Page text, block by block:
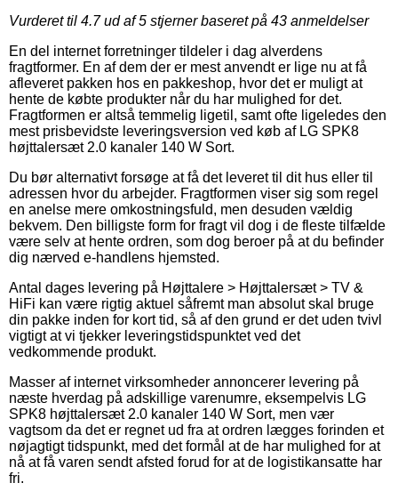
Vurderet til 4.7ud af 5 stjerner baseret på 43 anmeldelser
En del internet forretninger tildeler i dag alverdens
fragtformer. En af dem der er mest anvendt er lige nu at få
afleveret pakken hos en pakkeshop, hvor det er muligt at
hente de købte produkter når du har mulighed for det.
Fragtformen er altså temmelig ligetil, samt ofte ligeledes den
mest prisbevidste leveringsversion ved køb af LG SPK8
højttalersæt 2.0 kanaler 140 W Sort.
Du bør alternativt forsøge at få det leveret til dit hus eller til
adressen hvor du arbejder. Fragtformen viser sig som regel
en anelse mere omkostningsfuld, men desuden vældig
bekvem. Den billigste form for fragt vil dog i de fleste tilfælde
være selv at hente ordren, som dog beroer på at du befinder
dig nærved e-handlens hjemsted.
Antal dages levering på Højttalere > Højttalersæt > TV &
HiFi kan være rigtig aktuel såfremt man absolut skal bruge
din pakke inden for kort tid, så af den grund er det uden tvivl
vigtigt at vi tjekker leveringstidspunktet ved det
vedkommende produkt.
Masser af internet virksomheder annoncerer levering på
næste hverdag på adskillige varenumre, eksempelvis LG
SPK8 højttalersæt 2.0 kanaler 140 W Sort, men vær
vagtsom da det er regnet ud fra at ordren lægges forinden et
nøjagtigt tidspunkt, med det formål at de har mulighed for at
nå at få varen sendt afsted forud for at de logistikansatte har
fri.